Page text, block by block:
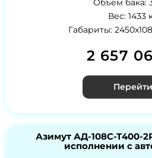
Объем бака:
Вес: 1433
Габариты:
2 657
Перейти
Азимут АД-108С-Т400-
исполнении с